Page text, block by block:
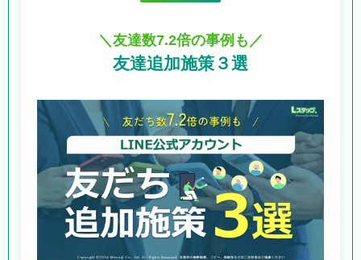
＼友達数7.2倍の事例も／
友達追加施策３選